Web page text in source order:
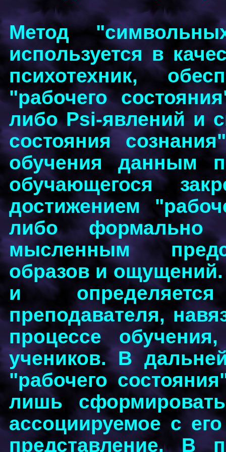
Метод
используется в
психотехник,
"рабочего
либо Psi-явлений и
состояния
обучения данным
обучающегося
достижением
либо
мысленным
образов и
и
преподавателя,
процессе
учеников. В
"рабочего
лишь
ассоциируемое с
представление. В